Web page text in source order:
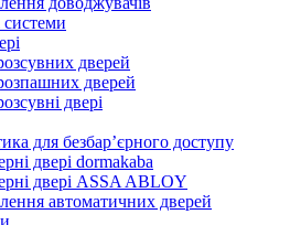
системи
дверей
дверей
двері
для безбар’єрного доступу
двері dormakaba
двері ASSA ABLOY
автоматичних дверей